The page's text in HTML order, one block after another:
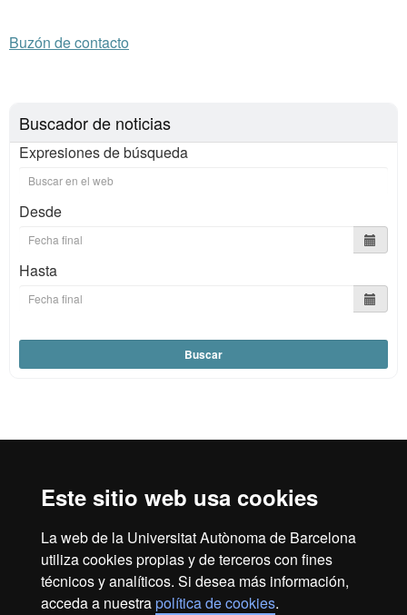
Este sitio web usa cookies
La web de la Universitat Autònoma de Barcelona
utiliza cookies propias y de terceros con fines
técnicos y analíticos. Si desea más información,
acceda a nuestrapolítica de cookies.
Buzón de contacto
Buscador de noticias
Expresiones de búsqueda
Desde
Hasta
Buscar
HR
Inicio Aviso legal
Política de privacidad
Protección de datos Sobre la web